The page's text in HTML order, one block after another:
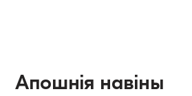
Апошнія навіны